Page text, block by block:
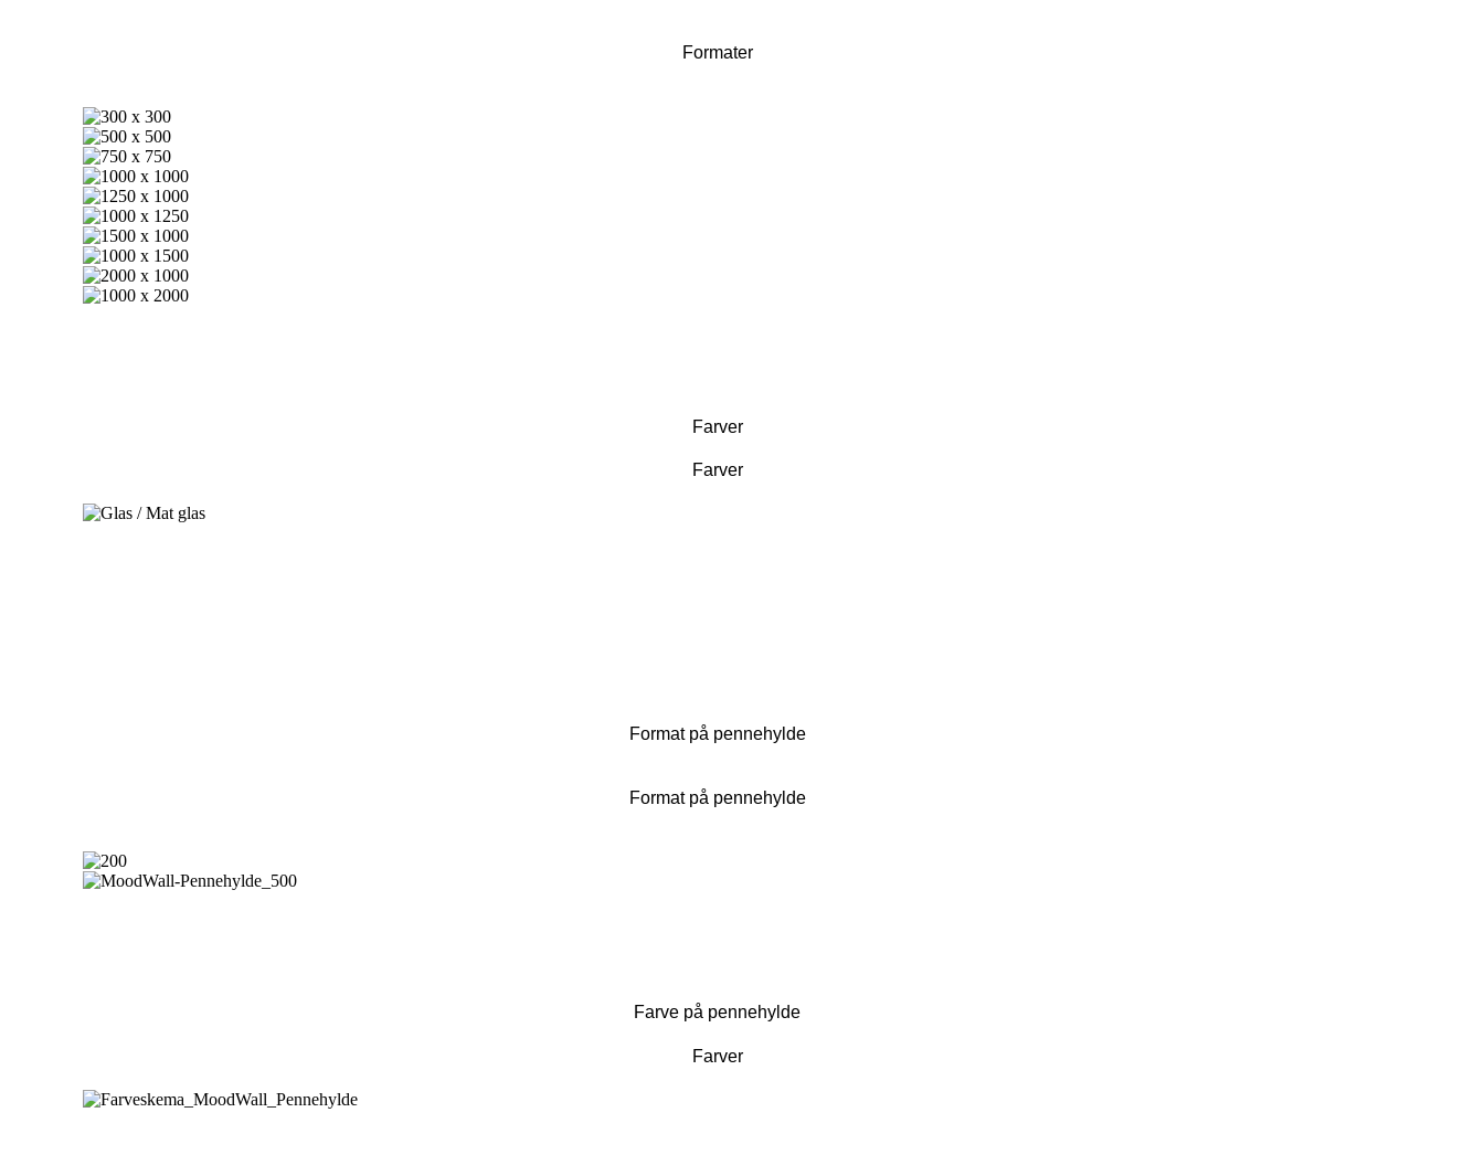
Formater
Farver
Farver
Format på pennehylde
Format på pennehylde
Farve på pennehylde
Farver